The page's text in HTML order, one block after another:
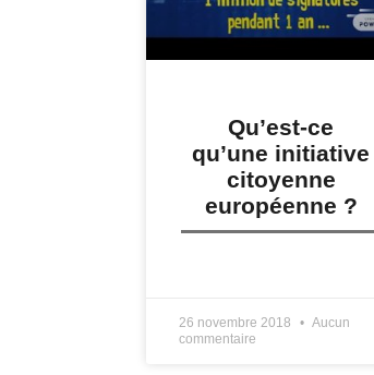
Qu’est-ce
qu’une initiative
citoyenne
européenne ?
26 novembre 2018
Aucun
commentaire